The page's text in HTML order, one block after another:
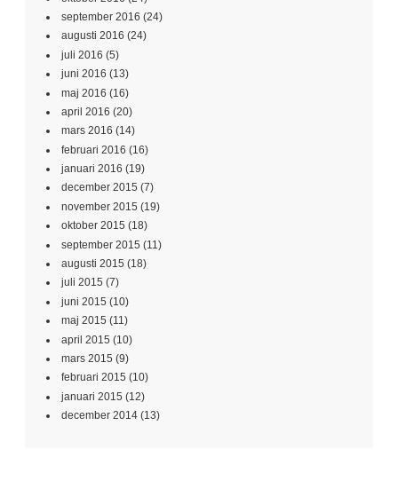
september 2016 (24)
augusti 2016 (24)
juli 2016 (5)
juni 2016 (13)
maj 2016 (16)
april 2016 (20)
mars 2016 (14)
februari 2016 (16)
januari 2016 (19)
december 2015 (7)
november 2015 (19)
oktober 2015 (18)
september 2015 (11)
augusti 2015 (18)
juli 2015 (7)
juni 2015 (10)
maj 2015 (11)
april 2015 (10)
mars 2015 (9)
februari 2015 (10)
januari 2015 (12)
december 2014 (13)